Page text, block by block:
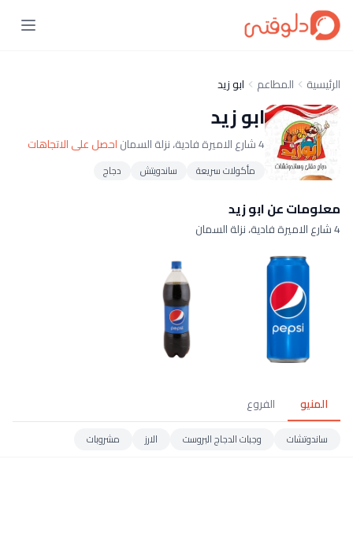
الرئيسية المطاعم ابو زيد
ابو زيد
4 شارع الاميرة فادية، نزلة السمان احصل على الاتجاهات
مأكولات سريعة ساندويتش دجاج
معلومات عن ابو زيد
4 شارع الاميرة فادية، نزلة السمان
المنيو الفروع
ساندوتشات وجبات الدجاج البروست الارز مشروبات